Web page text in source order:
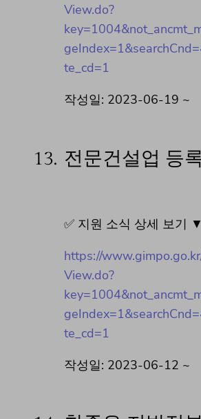
View.do?
te_cd=1
작성일: 2023-06-19 ~
13. 전문건설업 등
✅ 지원 소식 상세 보기 ▼
https://
View.do?
te_cd=1
작성일: 2023-06-12 ~